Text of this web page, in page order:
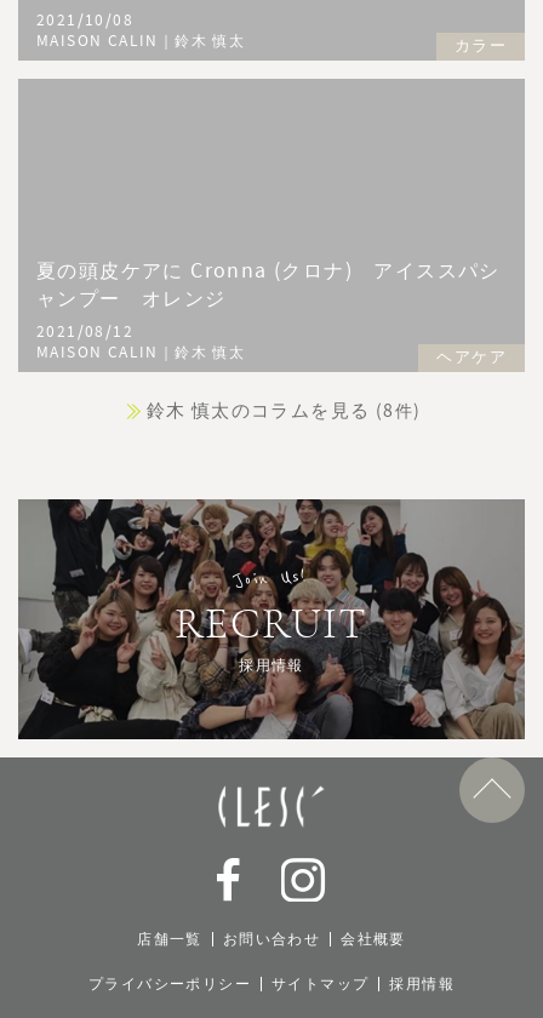
カラー
2021/10/08
MAISON CALIN｜鈴木 慎太
ヘアケア
夏の頭皮ケアに Cronna (クロナ) アイススパシ
ャンプー オレンジ
2021/08/12
MAISON CALIN｜鈴木 慎太
鈴木 慎太のコラムを見る (8件)
Join Us!
RECRUIT
採用情報
店舗一覧 お問い合わせ 会社概要
プライバシーポリシー サイトマップ 採用情報